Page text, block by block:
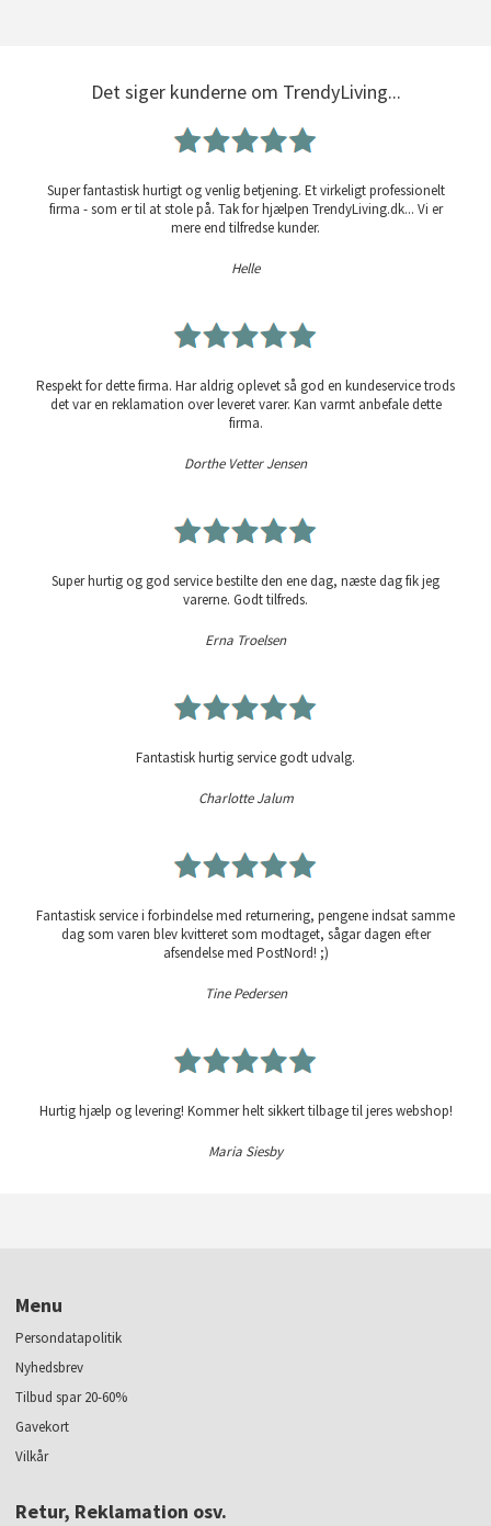
Det siger kunderne om TrendyLiving...
Super fantastisk hurtigt og venlig betjening. Et virkeligt professionelt
firma - som er til at stole på. Tak for hjælpen TrendyLiving.dk... Vi er
mere end tilfredse kunder.
Helle
Respekt for dette firma. Har aldrig oplevet så god en kundeservice trods
det var en reklamation over leveret varer. Kan varmt anbefale dette
firma.
Dorthe Vetter Jensen
Super hurtig og god service bestilte den ene dag, næste dag fik jeg
varerne. Godt tilfreds.
Erna Troelsen
Fantastisk hurtig service godt udvalg.
Charlotte Jalum
Fantastisk service i forbindelse med returnering, pengene indsat samme
dag som varen blev kvitteret som modtaget, sågar dagen efter
afsendelse med PostNord! ;)
Tine Pedersen
Hurtig hjælp og levering! Kommer helt sikkert tilbage til jeres webshop!
Maria Siesby
Menu
Persondatapolitik
Nyhedsbrev
Tilbud spar 20-60%
Gavekort
Vilkår
Retur, Reklamation osv.